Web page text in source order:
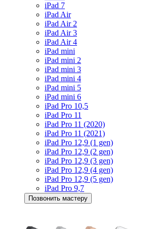
iPad 7
iPad Air
iPad Air 2
iPad Air 3
iPad Air 4
iPad mini
iPad mini 2
iPad mini 3
iPad mini 4
iPad mini 5
iPad mini 6
iPad Pro 10,5
iPad Pro 11
iPad Pro 11 (2020)
iPad Pro 11 (2021)
iPad Pro 12,9 (1 gen)
iPad Pro 12,9 (2 gen)
iPad Pro 12,9 (3 gen)
iPad Pro 12,9 (4 gen)
iPad Pro 12,9 (5 gen)
iPad Pro 9,7
Позвонить мастеру